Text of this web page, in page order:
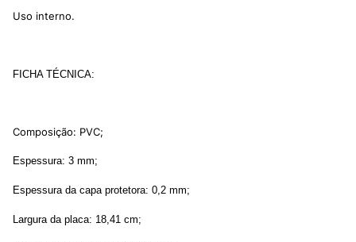
Uso interno.
FICHA TÉCNICA:
Composição: PVC;
Espessura: 3 mm;
Espessura da capa protetora: 0,2 mm;
Largura da placa: 18,41 cm;